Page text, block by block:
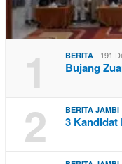
1 BERITA 191
Bujang
2 BERITA JAMBI
3 Kandidat